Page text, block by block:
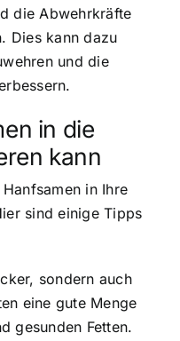
die Abwehrkräfte
Dies kann dazu
und die
in die
kann
in Ihre
sind einige Tipps
sondern auch
eine gute Menge
gesunden Fetten.